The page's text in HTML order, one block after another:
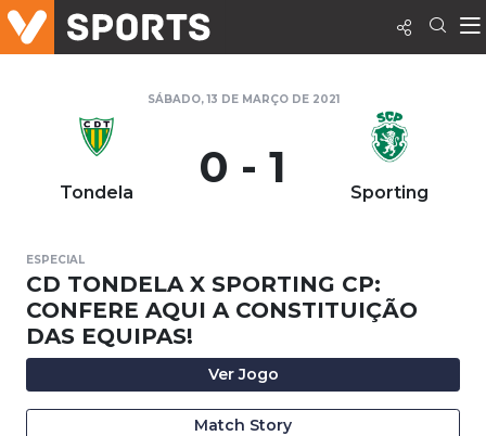
SÁBADO, 13 DE MARÇO DE 2021
Tondela 0 - 1 Sporting
ESPECIAL
CD TONDELA X SPORTING CP:
CONFERE AQUI A CONSTITUIÇÃO
DAS EQUIPAS!
Ver Jogo
Match Story